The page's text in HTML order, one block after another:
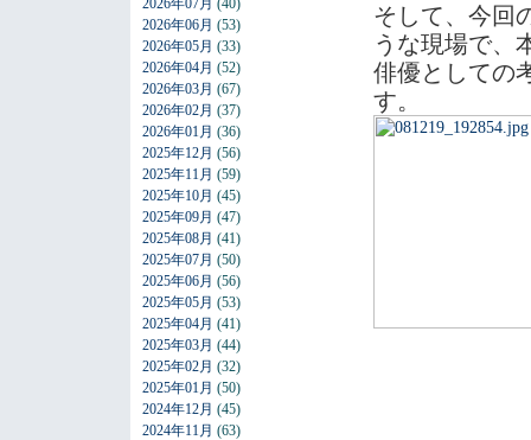
2026年07月 (40)
2026年06月 (53)
2026年05月 (33)
2026年04月 (52)
2026年03月 (67)
2026年02月 (37)
2026年01月 (36)
2025年12月 (56)
2025年11月 (59)
2025年10月 (45)
2025年09月 (47)
2025年08月 (41)
2025年07月 (50)
2025年06月 (56)
2025年05月 (53)
2025年04月 (41)
2025年03月 (44)
2025年02月 (32)
2025年01月 (50)
2024年12月 (45)
2024年11月 (63)
そして、今回
うな現場で、
俳優としての
す。